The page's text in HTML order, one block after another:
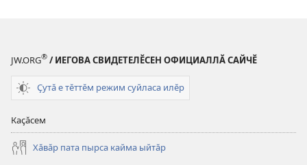
JW.ORG® / ИЕГОВА СВИДЕТЕЛӖСЕН ОФИЦИАЛЛӐ САЙЧӖ
Ҫутӑ е тӗттӗм режим суйласа илӗр
Каҫӑсем
Хӑвӑр пата пырса кайма ыйтӑр